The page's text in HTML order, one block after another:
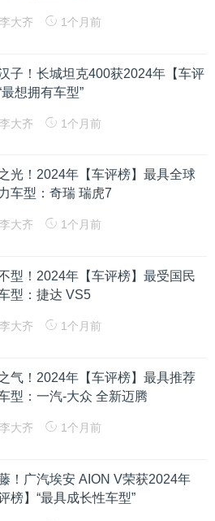
李大齐 1个月前
子！长城坦克400获2024年【车评
最想拥有车型”
李大齐 1个月前
光！2024年【车评榜】最具全球
车型：奇瑞 瑞虎7
李大齐 1个月前
型！2024年【车评榜】最受国民
型：捷达 VS5
李大齐 1个月前
气！2024年【车评榜】最具推荐
型：一汽-大众 全新迈腾
李大齐 1个月前
！广汽埃安 AION V荣获2024年
评榜】“最具成长性车型”